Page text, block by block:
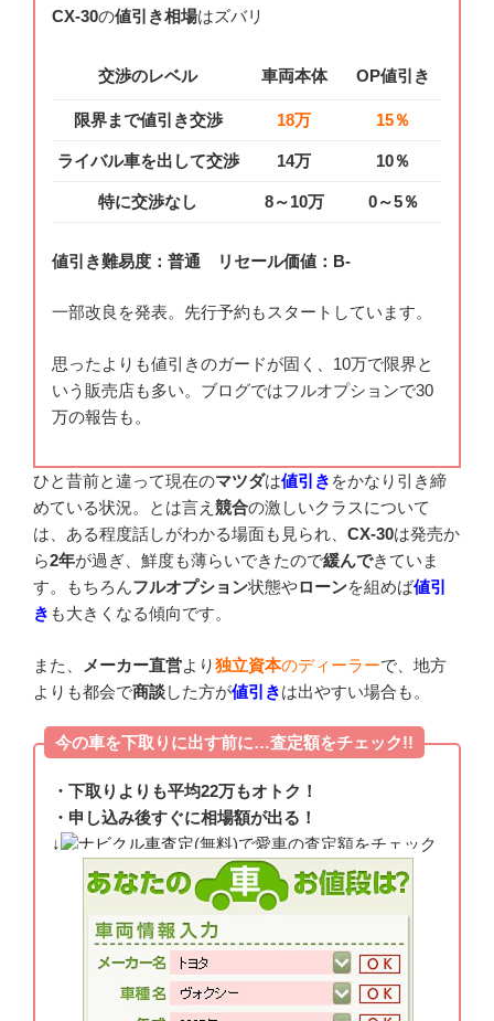
CX-30の値引き相場はズバリ
交渉のレベル 車両本体 OP値引き
限界まで値引き交渉 18万 15％
ライバル車を出して交渉 14万 10％
特に交渉なし 8～10万 0～5％
値引き難易度：普通 リセール価値：B-
一部改良を発表。先行予約もスタートしています。
思ったよりも値引きのガードが固く、10万で限界と
いう販売店も多い。ブログではフルオプションで30
万の報告も。
ひと昔前と違って現在のマツダは値引き をかなり引き締
めている状況。とは言え 競合の激しいクラスについて
は、ある程度話しがわかる場面も見られ、 CX-30は発売か
ら2年が過ぎ、鮮度も薄らいできたので緩んできていま
す。もちろんフルオプション状態やローンを組めば値引
き も大きくなる傾向です。
また、 メーカー直営より独立資本のディーラーで、地方
よりも都会で商談した方が値引きは出やすい場合も。
今の車を下取りに出す前に…査定額をチェック!!
・下取りよりも平均22万もオトク！
・申し込み後すぐに相場額が出る！
↓
ナビクル車査定(無料)で愛車の査定額をチェック